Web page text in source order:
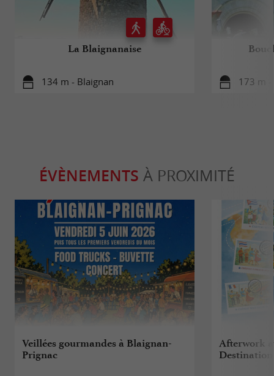
La Blaignanaise
134 m - Blaignan 173 m
ÉVÈNEMENTS À PROXIMITÉ
Veillées gourmandes à Blaignan-
Prignac
Afterwork
Destination